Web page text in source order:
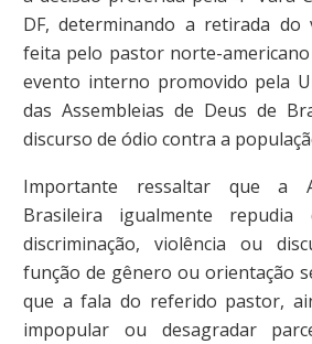
DF, determinando a retirada do
feita pelo pastor norte-americano
evento interno promovido pela
das Assembleias de Deus de
discurso de ódio contra a
Importante ressaltar que a
Brasileira igualmente
discriminação, violência ou
função de gênero ou orientação
que a fala do referido pastor,
impopular ou desagradar